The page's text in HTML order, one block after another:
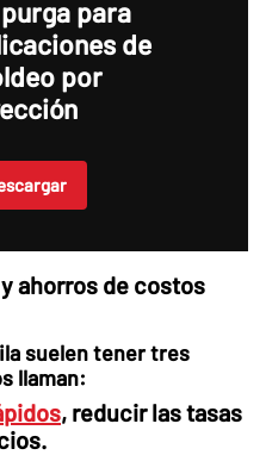
para
de
por
ahorros de costos
suelen tener tres
llaman:
, reducir las tasas